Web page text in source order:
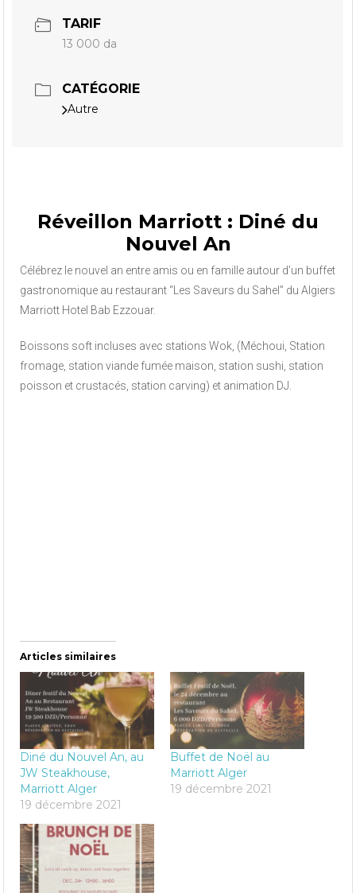
TARIF
13 000 da
CATÉGORIE
Autre
Réveillon Marriott : Diné du
Nouvel An
Célébrez le nouvel an entre amis ou en famille autour d’un buffet
gastronomique au restaurant “Les Saveurs du Sahel” du Algiers
Marriott Hotel Bab Ezzouar.
Boissons soft incluses avec stations Wok, (Méchoui, Station
fromage, station viande fumée maison, station sushi, station
poisson et crustacés, station carving) et animation DJ.
Articles similaires
Diné du Nouvel An, au
JW Steakhouse,
Marriott Alger
19 décembre 2021
Buffet de Noël au
Marriott Alger
19 décembre 2021